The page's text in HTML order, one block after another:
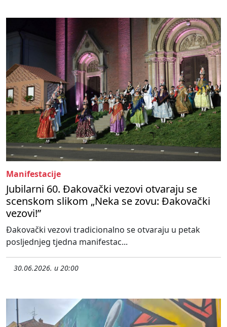
Manifestacije
Jubilarni 60. Đakovački vezovi otvaraju se
scenskom slikom „Neka se zovu: Đakovački
vezovi!”
Đakovački vezovi tradicionalno se otvaraju u petak
posljednjeg tjedna manifestac...
30.06.2026. u 20:00